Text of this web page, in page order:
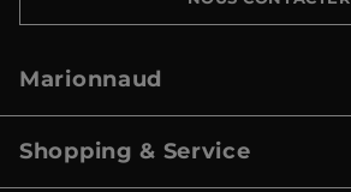
Marionnaud
Shopping & Service